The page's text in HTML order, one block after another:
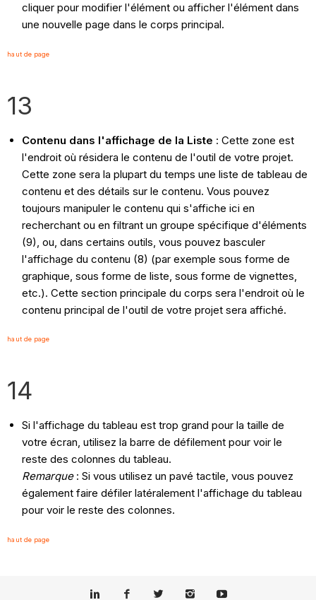
cliquer pour modifier l'élément ou afficher l'élément dans
une nouvelle page dans le corps principal.
haut de page
13
Contenu dans l'affichage de la Liste : Cette zone est
l'endroit où résidera le contenu de l'outil de votre projet.
Cette zone sera la plupart du temps une liste de tableau de
contenu et des détails sur le contenu. Vous pouvez
toujours manipuler le contenu qui s'affiche ici en
recherchant ou en filtrant un groupe spécifique d'éléments
(9), ou, dans certains outils, vous pouvez basculer
l'affichage du contenu (8) (par exemple sous forme de
graphique, sous forme de liste, sous forme de vignettes,
etc.). Cette section principale du corps sera l'endroit où le
contenu principal de l'outil de votre projet sera affiché.
haut de page
14
Si l'affichage du tableau est trop grand pour la taille de
votre écran, utilisez la barre de défilement pour voir le
reste des colonnes du tableau.
Remarque: Si vous utilisez un pavé tactile, vous pouvez
également faire défiler latéralement l'affichage du tableau
pour voir le reste des colonnes.
haut de page